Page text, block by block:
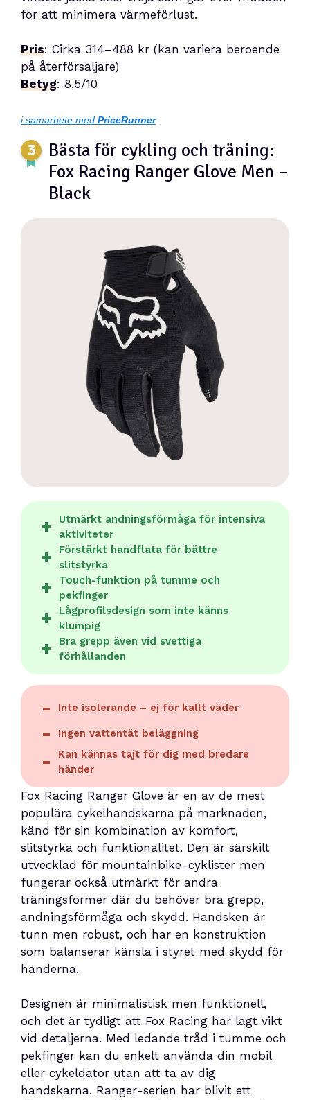
för att minimera värmeförlust.
Pris: Cirka 314–488 kr (kan variera beroende
på återförsäljare)
Betyg: 8,5/10
i samarbete med PriceRunner
Bästa för cykling och träning:
Fox Racing Ranger Glove Men –
Black
Utmärkt andningsförmåga för intensiva
aktiviteter
Förstärkt handflata för bättre
slitstyrka
Touch-funktion på tumme och
pekfinger
Lågprofilsdesign som inte känns
klumpig
Bra grepp även vid svettiga
förhållanden
Inte isolerande – ej för kallt väder
Ingen vattentät beläggning
Kan kännas tajt för dig med bredare
händer
Fox Racing Ranger Glove är en av de mest
populära cykelhandskarna på marknaden,
känd för sin kombination av komfort,
slitstyrka och funktionalitet. Den är särskilt
utvecklad för mountainbike-cyklister men
fungerar också utmärkt för andra
träningsformer där du behöver bra grepp,
andningsförmåga och skydd. Handsken är
tunn men robust, och har en konstruktion
som balanserar känsla i styret med skydd för
händerna.
Designen är minimalistisk men funktionell,
och det är tydligt att Fox Racing har lagt vikt
vid detaljerna. Med ledande tråd i tumme och
pekfinger kan du enkelt använda din mobil
eller cykeldator utan att ta av dig
handskarna. Ranger-serien har blivit ett